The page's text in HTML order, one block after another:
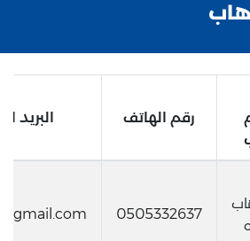
رقم الهاتف البريد
0505332637